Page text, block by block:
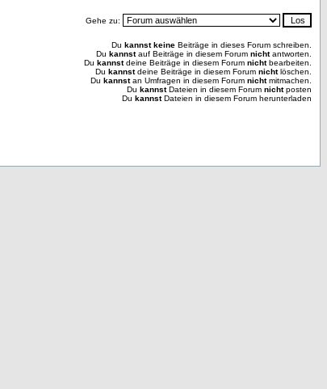
Gehe zu:
Du kannst keine Beiträge in dieses Forum schreiben.
Du kannstauf Beiträge in diesem Forum nichtantworten.
Du kannstdeine Beiträge in diesem Forum nichtbearbeiten.
Du kannstdeine Beiträge in diesem Forum nichtlöschen.
Du kannstan Umfragen in diesem Forum nichtmitmachen.
Du kannstDateien in diesem Forum nichtposten
Du kannstDateien in diesem Forum herunterladen